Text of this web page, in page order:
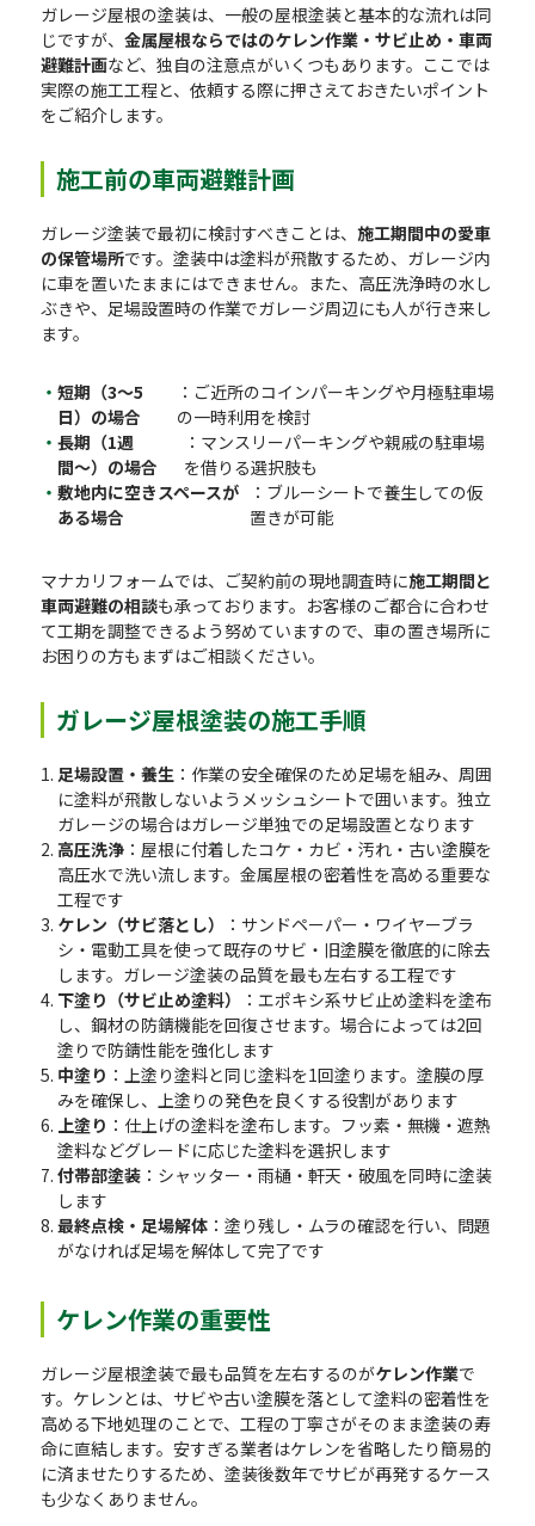
ガレージ屋根の塗装は、一般の屋根塗装と基本的な流れは同
じですが、 金属屋根ならではのケレン作業・サビ止め・車両
避難計画など、独自の注意点がいくつもあります。ここでは
実際の施工工程と、依頼する際に押さえておきたいポイント
をご紹介します。
施工前の車両避難計画
ガレージ塗装で最初に検討すべきことは、 施工期間中の愛車
の保管場所です。塗装中は塗料が飛散するため、ガレージ内
に車を置いたままにはできません。また、高圧洗浄時の水し
ぶきや、足場設置時の作業でガレージ周辺にも人が行き来し
ます。
短期（3〜5
日）の場合
：ご近所のコインパーキングや月極駐車場
の一時利用を検討
長期（1週
間〜）の場合
：マンスリーパーキングや親戚の駐車場
を借りる選択肢も
敷地内に空きスペースが
ある場合
：ブルーシートで養生しての仮
置きが可能
マナカリフォームでは、ご契約前の現地調査時に施工期間と
車両避難の相談も承っております。お客様のご都合に合わせ
て工期を調整できるよう努めていますので、車の置き場所に
お困りの方もまずはご相談ください。
ガレージ屋根塗装の施工手順
足場設置・養生 ：作業の安全確保のため足場を組み、周囲
に塗料が飛散しないようメッシュシートで囲います。独立
ガレージの場合はガレージ単独での足場設置となります
高圧洗浄 ：屋根に付着したコケ・カビ・汚れ・古い塗膜を
高圧水で洗い流します。金属屋根の密着性を高める重要な
工程です
ケレン（サビ落とし）
：サンドペーパー・ワイヤーブラ
シ・電動工具を使って既存のサビ・旧塗膜を徹底的に除去
します。ガレージ塗装の品質を最も左右する工程です
下塗り（サビ止め塗料）
：エポキシ系サビ止め塗料を塗布
し、鋼材の防錆機能を回復させます。場合によっては2回
塗りで防錆性能を強化します
中塗り ：上塗り塗料と同じ塗料を1回塗ります。塗膜の厚
みを確保し、上塗りの発色を良くする役割があります
上塗り ：仕上げの塗料を塗布します。フッ素・無機・遮熱
塗料などグレードに応じた塗料を選択します
付帯部塗装 ：シャッター・雨樋・軒天・破風を同時に塗装
します
最終点検・足場解体 ：塗り残し・ムラの確認を行い、問題
がなければ足場を解体して完了です
ケレン作業の重要性
ガレージ屋根塗装で最も品質を左右するのがケレン作業で
す。ケレンとは、サビや古い塗膜を落として塗料の密着性を
高める下地処理のことで、工程の丁寧さがそのまま塗装の寿
命に直結します。安すぎる業者はケレンを省略したり簡易的
に済ませたりするため、塗装後数年でサビが再発するケース
も少なくありません。